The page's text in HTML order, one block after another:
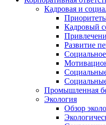
Кадровая и
Кадровый
Развитие
Промышленная
Экология
Обзор